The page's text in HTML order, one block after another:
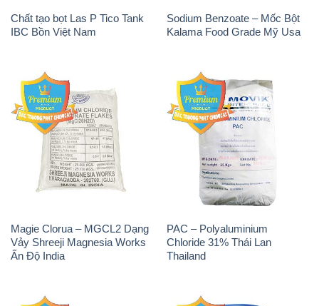
Chất tạo bọt Las P Tico Tank
IBC Bồn Việt Nam
Sodium Benzoate – Mốc Bột
Kalama Food Grade Mỹ Usa
Magie Clorua – MGCL2 Dạng
Vảy Shreeji Magnesia Works
Ấn Độ India
PAC – Polyaluminium
Chloride 31% Thái Lan
Thailand